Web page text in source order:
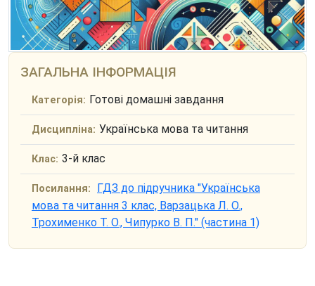
ЗАГАЛЬНА ІНФОРМАЦІЯ
Категорія: Готові домашні завдання
Дисципліна: Українська мова та читання
Клас: 3-й клас
Посилання:
ГДЗ до підручника "Українська
мова та читання 3 клас, Варзацька Л. О.,
Трохименко Т. О., Чипурко В. П." (частина 1)